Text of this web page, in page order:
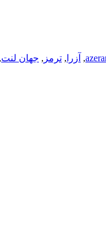
, آزرا , ترمز , جهان لنت,